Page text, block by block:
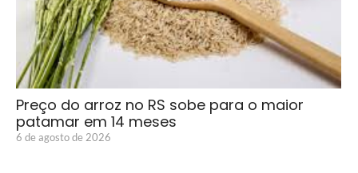
Preço do arroz no RS sobe para o maior
patamar em 14 meses
6 de agosto de 2026